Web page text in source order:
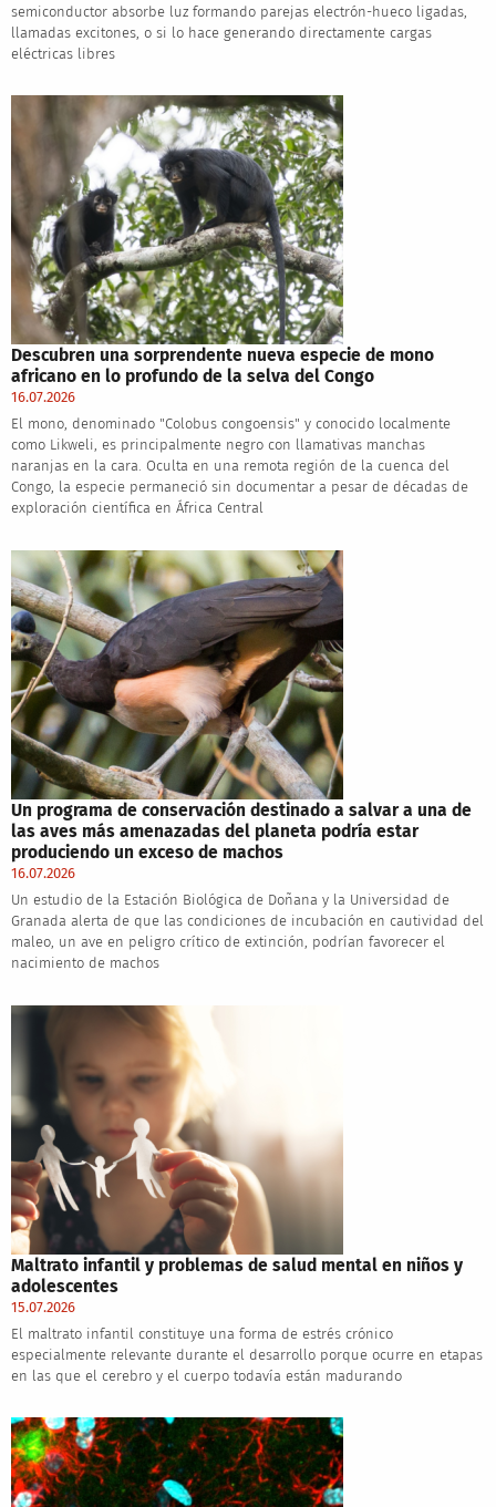
semiconductor absorbe luz formando parejas electrón-hueco ligadas,
llamadas excitones, o si lo hace generando directamente cargas
eléctricas libres
Descubren una sorprendente nueva especie de mono
africano en lo profundo de la selva del Congo
16.07.2026
El mono, denominado "Colobus congoensis" y conocido localmente
como Likweli, es principalmente negro con llamativas manchas
naranjas en la cara. Oculta en una remota región de la cuenca del
Congo, la especie permaneció sin documentar a pesar de décadas de
exploración científica en África Central
Un programa de conservación destinado a salvar a una de
las aves más amenazadas del planeta podría estar
produciendo un exceso de machos
16.07.2026
Un estudio de la Estación Biológica de Doñana y la Universidad de
Granada alerta de que las condiciones de incubación en cautividad del
maleo, un ave en peligro crítico de extinción, podrían favorecer el
nacimiento de machos
Maltrato infantil y problemas de salud mental en niños y
adolescentes
15.07.2026
El maltrato infantil constituye una forma de estrés crónico
especialmente relevante durante el desarrollo porque ocurre en etapas
en las que el cerebro y el cuerpo todavía están madurando